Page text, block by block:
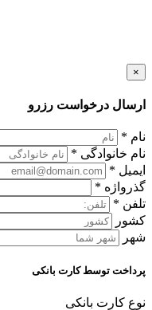
×
ارسال درخواست رزرو
نام *
نام خانوادگی *
ایمیل *
گذرواژه *
تلفن *
کشور
شهر
پرداخت توسط کارت بانکی
نوع کارت بانکی